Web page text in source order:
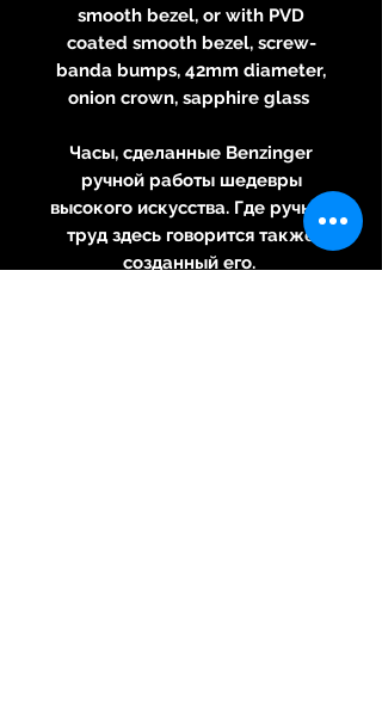
smooth bezel, or with PVD
coated smooth bezel, screw-
banda bumps, 42mm diameter,
onion crown, sapphire glass
Часы, сделанные Benzinger
ручной работы шедевры
высокого искусства. Где ручной
труд здесь говорится также
созданный его.